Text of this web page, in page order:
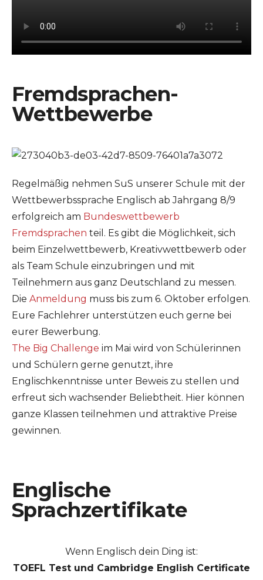
Fremdsprachen-
Wettbewerbe
Regelmäßig nehmen SuS unserer Schule mit der
Wettbewerbssprache Englisch ab Jahrgang 8/9
erfolgreich am Bundeswettbewerb
Fremdsprachen teil. Es gibt die Möglichkeit, sich
beim Einzelwettbewerb, Kreativwettbewerb oder
als Team Schule einzubringen und mit
Teilnehmern aus ganz Deutschland zu messen.
Die Anmeldung muss bis zum 6. Oktober erfolgen.
Eure Fachlehrer unterstützen euch gerne bei
eurer Bewerbung.
The Big Challenge im Mai wird von Schülerinnen
und Schülern gerne genutzt, ihre
Englischkenntnisse unter Beweis zu stellen und
erfreut sich wachsender Beliebtheit. Hier können
ganze Klassen teilnehmen und attraktive Preise
gewinnen.
Englische
Sprachzertifikate
Wenn Englisch dein Ding ist:
TOEFL Test und Cambridge English Certificate